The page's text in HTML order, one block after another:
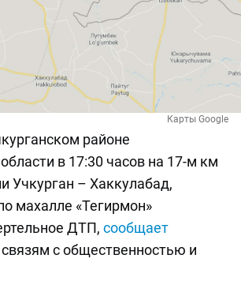
Карты Google
районе
в 17:30 часов на 17-м км
Учкурган – Хаккулабад,
махалле «Тегирмон»
ДТП, сообщает
с общественностью и